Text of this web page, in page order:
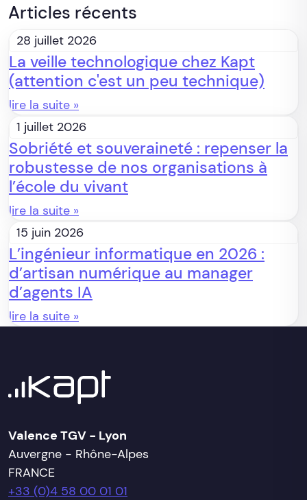
Articles récents
28 juillet 2026
La veille technologique chez Kapt
(attention c'est un peu technique)
lire la suite »
1 juillet 2026
Sobriété et souveraineté : repenser la
robustesse de nos organisations à
l’école du vivant
lire la suite »
15 juin 2026
L’ingénieur informatique en 2026 :
d’artisan numérique au manager
d’agents IA
lire la suite »
Valence TGV - Lyon
Auvergne - Rhône-Alpes
FRANCE
+33 (0)4 58 00 01 01